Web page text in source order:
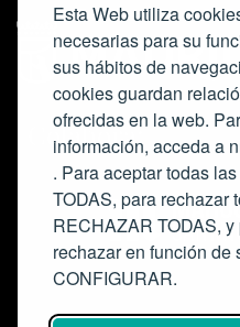
Esta Web utiliza
necesarias para su
sus hábitos de
cookies guardan
ofrecidas en la web.
información, acceda a
. Para aceptar todas
TODAS, para rechazar
RECHAZAR TODAS,
rechazar en función de
CONFIGURAR.
Colabora: